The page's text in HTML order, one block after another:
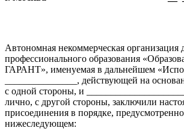
Автономная некоммерческая организация
профессионального образования
ГАРАНТ», именуемая в дальнейшем
_______________, действующей на
с одной стороны, и
лично, с другой стороны, заключили
присоединения в порядке,
нижеследующем: